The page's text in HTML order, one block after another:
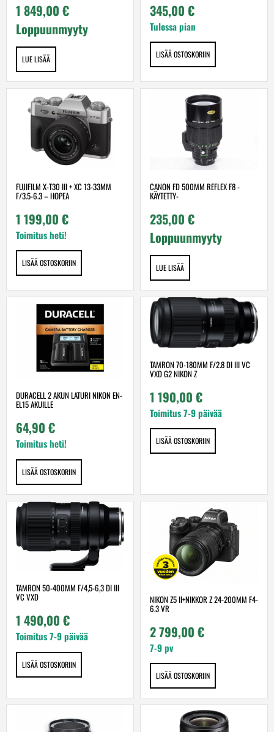
1 849,00 €
Loppuunmyyty
LUE LISÄÄ
345,00 €
Tulossa pian
LISÄÄ OSTOSKORIIN
FUJIFILM X-T30 III + XC 13-33MM
F/3.5-6.3 – HOPEA
1 199,00 €
Toimitus heti!
LISÄÄ OSTOSKORIIN
CANON FD 500MM REFLEX F8 -
KÄYTETTY-
235,00 €
Loppuunmyyty
LUE LISÄÄ
DURACELL 2 AKUN LATURI NIKON EN-
EL15 AKUILLE
64,90 €
Toimitus heti!
LISÄÄ OSTOSKORIIN
TAMRON 70-180MM F/2.8 DI III VC
VXD G2 NIKON Z
1 190,00 €
Toimitus 7-9 päivää
LISÄÄ OSTOSKORIIN
TAMRON 50-400MM F/4,5-6,3 DI III
VC VXD
1 490,00 €
Toimitus 7-9 päivää
LISÄÄ OSTOSKORIIN
NIKON Z5 II+NIKKOR Z 24-200MM F4-
6.3 VR
2 799,00 €
7-9 pv
LISÄÄ OSTOSKORIIN